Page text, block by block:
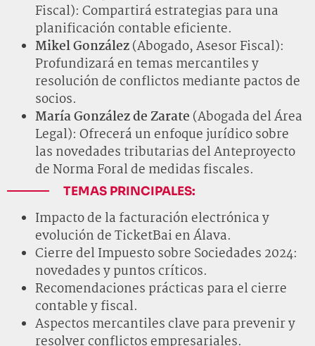
Fiscal): Compartirá estrategias para una
planificación contable eficiente.
Mikel González(Abogado, Asesor Fiscal):
Profundizará en temas mercantiles y
resolución de conflictos mediante pactos de
socios.
María González de Zarate (Abogada del Área
Legal): Ofrecerá un enfoque jurídico sobre
las novedades tributarias del Anteproyecto
de Norma Foral de medidas fiscales.
TEMAS PRINCIPALES:
Impacto de la facturación electrónica y
evolución de TicketBai en Álava.
Cierre del Impuesto sobre Sociedades 2024:
novedades y puntos críticos.
Recomendaciones prácticas para el cierre
contable y fiscal.
Aspectos mercantiles clave para prevenir y